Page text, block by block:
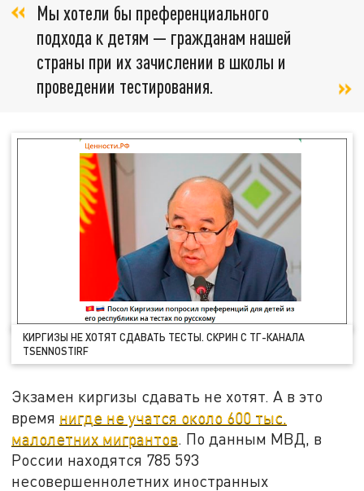
Мы хотели бы преференциального
подхода к детям — гражданам нашей
страны при их зачислении в школы и
проведении тестирования.
КИРГИЗЫ НЕ ХОТЯТ СДАВАТЬ ТЕСТЫ. СКРИН С ТГ-КАНАЛА
TSENNOSTIRF
Экзамен киргизы сдавать не хотят. А в это
время нигде не учатся около 600 тыс.
малолетних мигрантов. По данным МВД, в
России находятся 785 593
несовершеннолетних иностранных